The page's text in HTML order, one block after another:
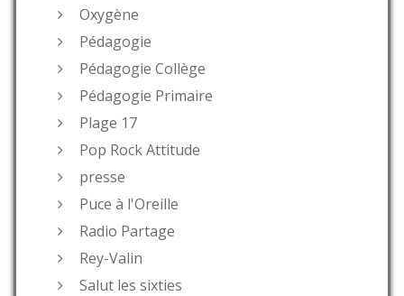
Oxygène
Pédagogie
Pédagogie Collège
Pédagogie Primaire
Plage 17
Pop Rock Attitude
presse
Puce à l'Oreille
Radio Partage
Rey-Valin
Salut les sixties